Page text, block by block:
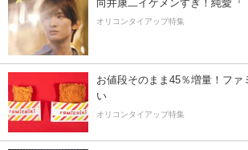
向井康二イケメンすぎ！純愛『
オリコンタイアップ特集
お値段そのまま45％増量！ファ
い
オリコンタイアップ特集